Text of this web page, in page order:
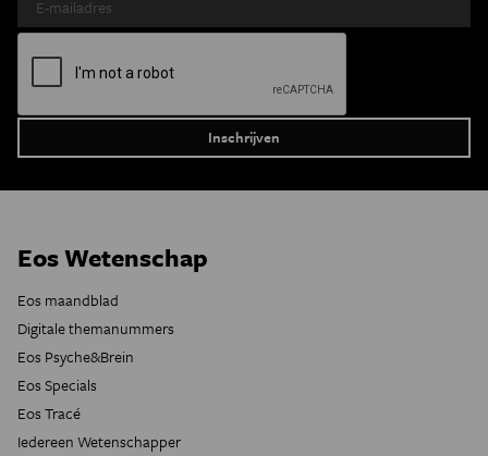
Eos Wetenschap
Eos maandblad
Digitale themanummers
Eos Psyche&Brein
Eos Specials
Eos Tracé
Iedereen Wetenschapper